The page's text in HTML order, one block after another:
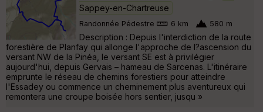
Sappey-en-Chartreuse
Randonnée Pédestre 6 km 580 m
Description : Depuis l'interdiction de la route
forestière de Planfay qui allonge l'approche de l?ascension du
versant NW de la Pinéa, le versant SE est à privilégier
aujourd'hui, depuis Gervais – hameau de Sarcenas. L'itinéraire
emprunte le réseau de chemins forestiers pour atteindre
l'Essadey ou commence un cheminement plus aventureux qui
remontera une croupe boisée hors sentier, jusqu »